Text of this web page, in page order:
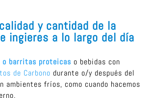
y cantidad de la
ingieres a lo largo del día
o barritas proteicas o bebidas con
de Carbono durante o/y después del
ambientes fríos, como cuando hacemos